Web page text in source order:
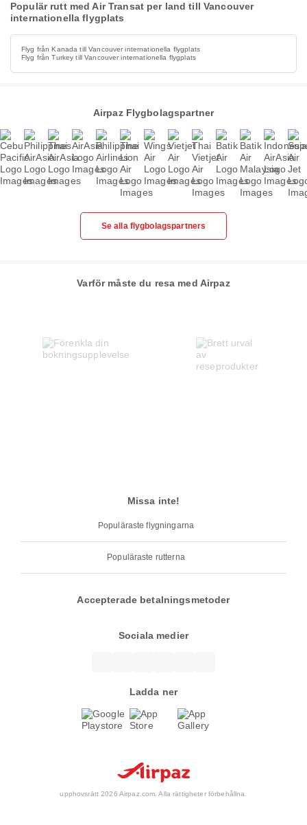
Populär rutt med Air Transat per land till Vancouver
internationella flygplats
Flyg från Kanada till Vancouver internationella flygplats
Flyg från Turkey till Vancouver internationella flygplats
Airpaz Flygbolagspartner
Se alla flygbolagspartners
Varför måste du resa med Airpaz
Missa inte!
Populäraste flygningarna
Populäraste rutterna
Accepterade betalningsmetoder
Sociala medier
Ladda ner
upphovsrätt 2026 Airpaz.com. Alla rättigheter förbehållna.